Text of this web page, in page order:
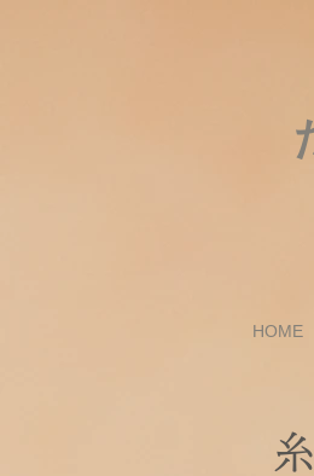
HOME